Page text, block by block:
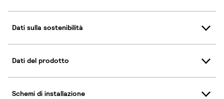
Dati sulla sostenibilità
Dati del prodotto
Schemi di installazione